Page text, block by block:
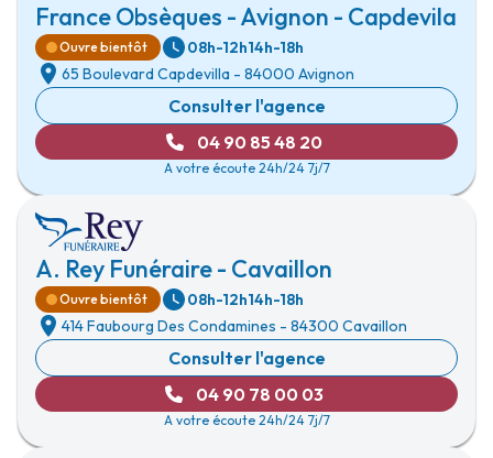
France Obsèques - Avignon - Capdevila
Ouvre bientôt 08h-12h14h-18h
65 Boulevard Capdevilla - 84000 Avignon
Consulter l'agence
04 90 85 48 20
A votre écoute 24h/24 7j/7
A. Rey Funéraire - Cavaillon
Ouvre bientôt 08h-12h14h-18h
414 Faubourg Des Condamines - 84300 Cavaillon
Consulter l'agence
04 90 78 00 03
A votre écoute 24h/24 7j/7